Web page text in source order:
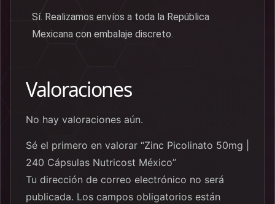
Sí. Realizamos envíos a toda la República
Mexicana con embalaje discreto.
Valoraciones
No hay valoraciones aún.
Sé el primero en valorar “Zinc Picolinato 50mg |
240 Cápsulas Nutricost México”
Tu dirección de correo electrónico no será
publicada. Los campos obligatorios están